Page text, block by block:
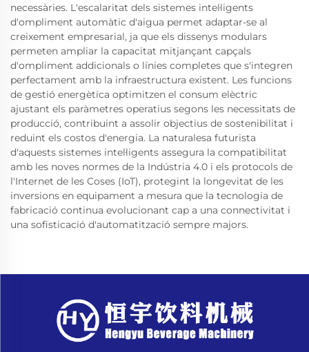
necessàries. L'escalaritat dels sistemes intel·ligents
d'ompliment automàtic d'aigua permet adaptar-se al
creixement empresarial, ja que els dissenys modulars
permeten ampliar la capacitat mitjançant capçals
d'ompliment addicionals o línies completes que s'integren
perfectament amb la infraestructura existent. Les funcions
de gestió energètica optimitzen el consum elèctric
ajustant els paràmetres operatius segons les necessitats de
producció, contribuint a assolir objectius de sostenibilitat i
reduint els costos d'energia. La naturalesa futurista
d'aquests sistemes intel·ligents assegura la compatibilitat
amb les noves normes de la Indústria 4.0 i els protocols de
l'Internet de les Coses (IoT), protegint la longevitat de les
inversions en equipament a mesura que la tecnologia de
fabricació continua evolucionant cap a una connectivitat i
una sofisticació d'automatització sempre majors.